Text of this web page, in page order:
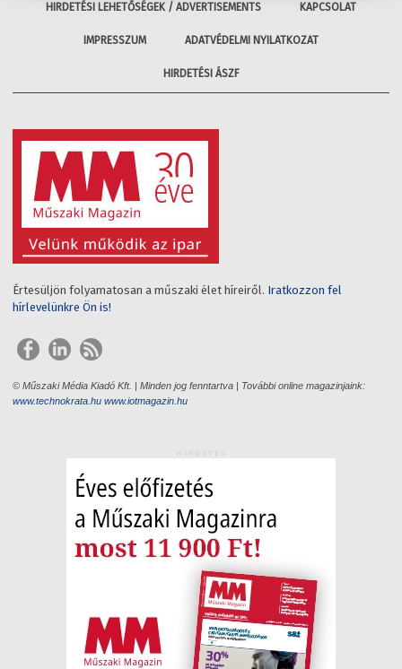
HIRDETÉSI LEHETŐSÉGEK / ADVERTISEMENTS KAPCSOLAT
IMPRESSZUM ADATVÉDELMI NYILATKOZAT
HIRDETÉSI ÁSZF
Értesüljön folyamatosan a műszaki élet híreiről. Iratkozzon fel
hírlevelünkre Ön is!
© Műszaki Média Kiadó Kft. | Minden jog fenntartva | További online magazinjaink:
www.technokrata.hu www.iotmagazin.hu
HIRDETÉS